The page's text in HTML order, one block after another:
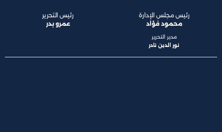
رئيس مجلس الإدارة
محمود فؤاد
مدير التحرير
نور الدين نادر
رئيس التحرير
عمرو بدر